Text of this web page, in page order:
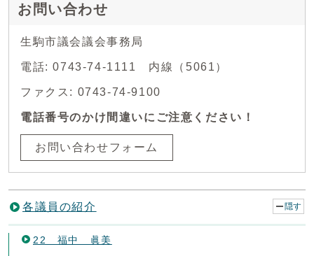
お問い合わせ
生駒市議会議会事務局
電話: 0743-74-1111 内線（5061）
ファクス: 0743-74-9100
電話番号のかけ間違いにご注意ください！
お問い合わせフォーム
各議員の紹介 隠す
22 福中 眞美